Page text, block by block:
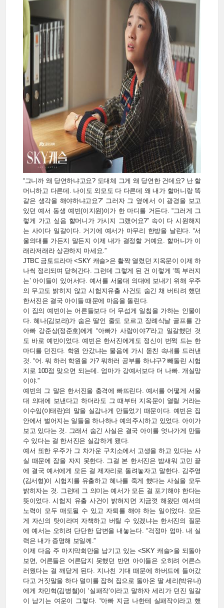
“그니까 왜 당연하냐고요? 도대체 그게 왜 당연한 건데요? 난 할
머니하고 다른데. 나이도 외모도 다 다른데 왜 내가 할머니랑 똑
같은 생각을 해야하냐고요?” 그러자 그 옆에서 이 광경을 보고
있던 예서 동생 예빈(이지원)이가 한 마디를 거든다. “그러게 그
렇게 가고 싶음 할머니가 가시지 그랬어요?” 속이 다 시원해지
는 사이다 일갈이다. 거기에 예서가 마무리 한방을 날린다. “서
울의대를 가든지 말든지 이제 내가 결정할 거예요. 할머니가 이
래라저래라 상관하지 마세요.”
JTBC 금토드라마 <SKY 캐슬>은 활짝 열렸던 지옥문이 이제 하
나씩 정리되며 닫혀간다. 그런데 그렇게 된 건 이렇게 ‘똑 부러지
는’ 아이들이 있어서다. 예서를 서울대 의대에 보내기 위해 우주
의 무고도 밝히지 않고 시험지유출 사건도 숨긴 채 버티려 했던
한서진은 결국 아이들 때문에 마음을 돌린다.
이 집의 예빈이는 어른들보다 더 무섭게 일침을 가하는 인물이
다. 혜나(김보라)가 숨은 딸인 줄도 모르고 장례식날 골프를 간
아빠 강준상(정준호)에게 “아빠가 사람이야?”라고 일갈했던 것
도 바로 예빈이었다. 예빈은 한서진에게도 정신이 번쩍 드는 한
마디를 던진다. 학원 안갔냐는 물음에 가시 돋친 속내를 드러낸
것. “어. 뭐 하러 학원을 가? 뭐하러 공부를 하냐구? 빼돌린 시험
지로 100점 맞으면 되는데. 엄마가 강예서보다 더 나빠. 개실망
이야.”
예빈의 그 말은 한서진을 충격에 빠뜨린다. 예서를 어떻게 서울
대 의대에 보낸다고 하더라도 그 때부터 지옥문이 열릴 거라는
이수임(이태란)의 말을 실감나게 만들었기 때문이다. 예빈은 집
안에서 벌어지는 일들을 하나하나 예의주시하고 있었다. 아이가
보고 있다는 것. 그래서 숨긴 사실은 결국 아이를 엇나가게 만들
수 있다는 걸 한서진은 실감하게 됐다.
예서 또한 우주가 그 차가운 구치소에서 고생을 하고 있다는 사
실 때문에 잠을 자지 못한다. 그걸 본 한서진은 밤새워 고민 끝
에 결국 예서에게 모든 걸 제자리로 돌려놓자고 말한다. 김주영
(김서형)이 시험지를 유출하고 혜나를 죽게 했다는 사실을 모두
밝히자는 것. 그런데 그 의미는 예서가 모든 걸 포기해야 한다는
뜻이었다. 시험지 유출 사건이 밝혀지면 지금껏 해왔던 예서의
노력이 모두 매도될 수 있고 자퇴를 해야 하는 일이었다. 모든
게 자신의 탓이라며 자책하고 버틸 수 있겠냐는 한서진의 질문
에 예서는 오히려 단단한 답변을 내놓는다. “걱정마 엄마. 내 실
력은 내가 증명해 보일께.”
이제 다음 주 마지막회만을 남기고 있는 <SKY 캐슬>을 되돌아
보면, 어른들은 어른답지 못했던 반면 아이들은 오히려 어른스
러웠다는 걸 깨닫게 된다. 지나친 기대 때문에 하버드에 들어갔
다고 거짓말을 하다 덜미를 잡혀 집으로 돌아온 딸 세리(박유나)
에게 차민혁(김병철)이 ‘실패작’이라고 말하자 세리가 던진 일갈
이 남기는 여운이 그렇다. “아빠 지금 나한테 실패작이라고 했